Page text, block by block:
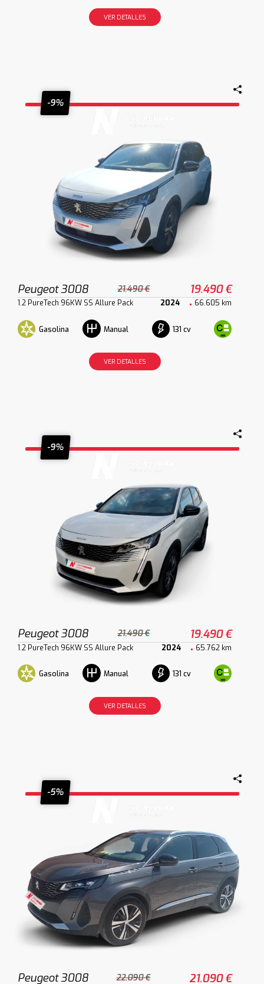
VER DETALLES
-9%
Peugeot 3008 21.490 € 19.490 €
1.2 PureTech 96KW SS Allure Pack 2024 66.605 km
Gasolina Manual 131 cv
VER DETALLES
-9%
Peugeot 3008 21.490 € 19.490 €
1.2 PureTech 96KW SS Allure Pack 2024 65.762 km
Gasolina Manual 131 cv
VER DETALLES
-5%
Peugeot 3008 22.090 € 21.090 €